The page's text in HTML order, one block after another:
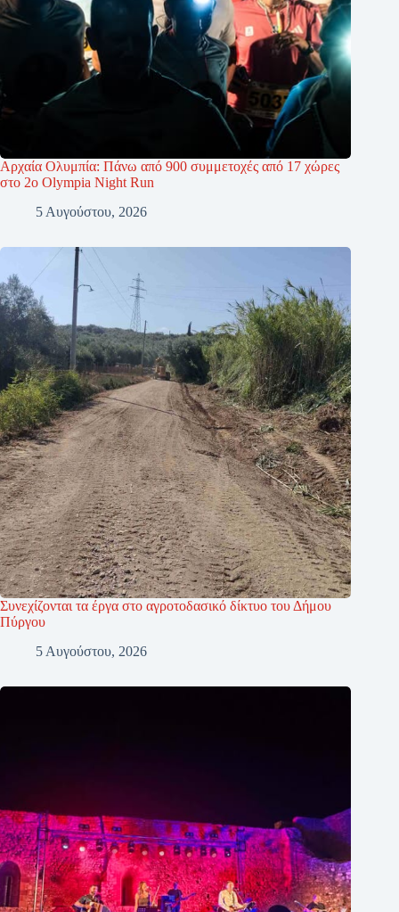
Αρχαία Ολυμπία: Πάνω από 900 συμμετοχές από 17 χώρες
στο 2ο Olympia Night Run
5 Αυγούστου, 2026
Συνεχίζονται τα έργα στο αγροτοδασικό δίκτυο του Δήμου
Πύργου
5 Αυγούστου, 2026